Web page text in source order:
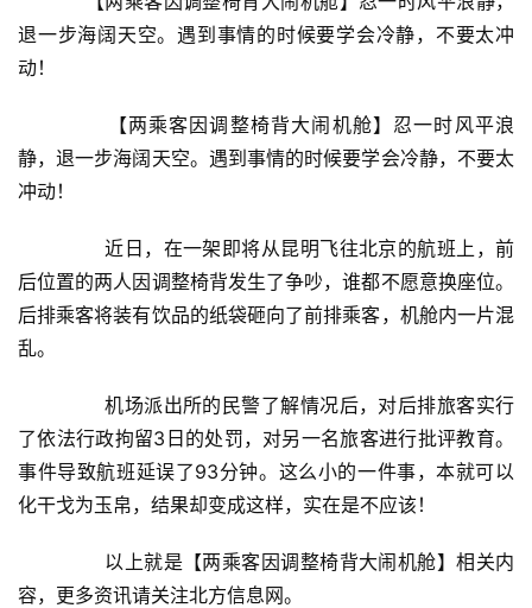
退一步海阔天空。遇到事情的时候要学会冷静，不要太冲
动！
静，退一步海阔天空。遇到事情的时候要学会冷静，不要太
冲动！
后位置的两人因调整椅背发生了争吵，谁都不愿意换座位。
后排乘客将装有饮品的纸袋砸向了前排乘客，机舱内一片混
乱。
了依法行政拘留3日的处罚，对另一名旅客进行批评教育。
事件导致航班延误了93分钟。这么小的一件事，本就可以
化干戈为玉帛，结果却变成这样，实在是不应该！
容，更多资讯请关注北方信息网。